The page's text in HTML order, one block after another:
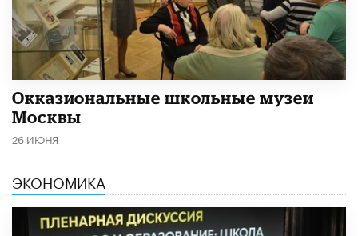
​Окказиональные школьные музеи
Москвы
26 ИЮНЯ
ЭКОНОМИКА